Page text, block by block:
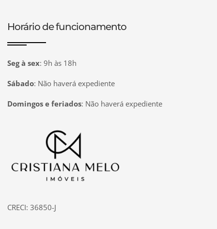
Horário de funcionamento
Seg à sex: 9h às 18h
Sábado: Não haverá expediente
Domingos e feriados: Não haverá expediente
Página inicial
CRECI: 36850-J